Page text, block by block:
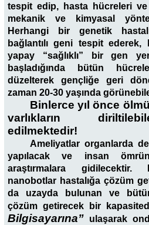
tespit edip, hasta hücreleri
mekanik ve kimyasal
Herhangi bir genetik
bağlantılı geni tespit
yapay “sağlıklı” bir gen
başladığında bütün
düzelterek gençliğe geri
zaman 20-30 yaşında
Binlerce yıl önce
varlıkların
edilmektedir!
Ameliyatlar organlarda
yapılacak ve insan
araştırmalara gidilecektir.
nanobotlar hastalığa çözüm
da uzayda bulunan ve
çözüm getirecek bir
Bilgisayarına” ulaşarak